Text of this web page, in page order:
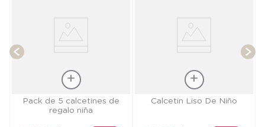
Talla
Pack de 5 calcetines de
regalo niña
TallaCalcetin Liso De Niño